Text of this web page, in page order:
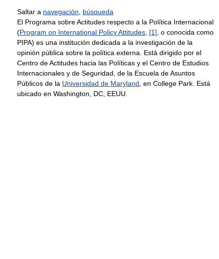
Saltar a navegación
búsqueda
El Programa sobre Actitudes respecto a la Política Internacional
(Program on International Policy Attitudes [1] , o conocida como
PIPA) es una institución dedicada a la investigación de la
opinión pública sobre la política externa. Está dirigido por el
Centro de Actitudes hacia las Políticas y el Centro de Estudios
Internacionales y de Seguridad, de la Escuela de Asuntos
Públicos de la Universidad de Maryland , en College Park. Está
ubicado en Washington, DC, EEUU.